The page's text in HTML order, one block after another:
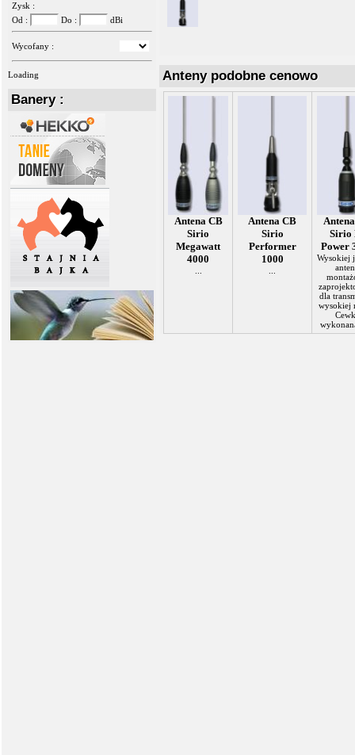
Zysk :
Od :
Do : dBi
Wycofany :
Loading
Banery :
Anteny podobne cenowo
Antena CB
Sirio
Megawatt
4000
Antena CB
Sirio
Performer
1000
Sirio
Power
Wysokiej
dla
wysokiej